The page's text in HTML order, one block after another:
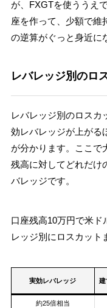
が、FXGTを使ううえ
座を作って、少額で維
の逆算がぐっと身近に
レバレッジ別のロ
レバレッジ別のロスカ
効レバレッジが上がる
が分かります。ここで
残高に対してどれだけ
バレッジです。
口座残高10万円で米
レッジ別にロスカット
実効レバレッジ
約25倍相当